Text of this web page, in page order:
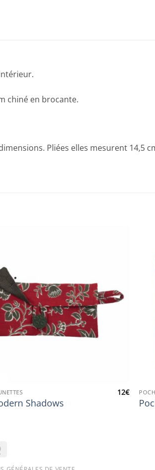
chiné en brocante.
Pliées elles mesurent 14,5
Shadows
12€